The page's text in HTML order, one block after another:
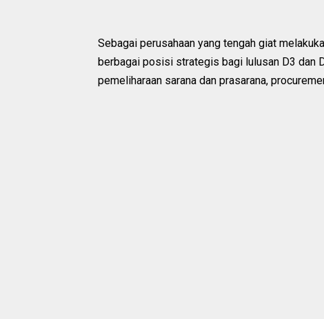
Sebagai perusahaan yang tengah giat
berbagai posisi strategis bagi lulusan D3 dan
pemeliharaan sarana dan prasarana,